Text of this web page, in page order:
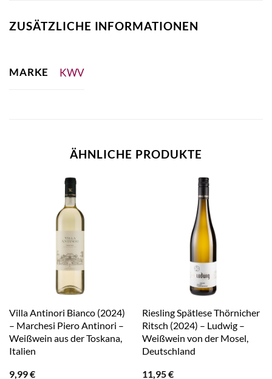
ZUSÄTZLICHE INFORMATIONEN
MARKE KWV
ÄHNLICHE PRODUKTE
Villa Antinori Bianco (2024)
– Marchesi Piero Antinori –
Weißwein aus der Toskana,
Italien
9,99€
Riesling Spätlese Thörnicher
Ritsch (2024) – Ludwig –
Weißwein von der Mosel,
Deutschland
11,95€